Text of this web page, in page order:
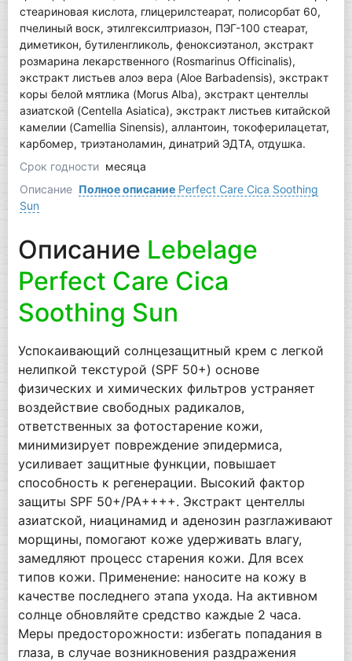
стеариновая кислота, глицерилстеарат, полисорбат 60,
пчелиный воск, этилгексилтриазон, ПЭГ-100 стеарат,
диметикон, бутиленгликоль, феноксиэтанол, экстракт
розмарина лекарственного (Rosmarinus Officinalis),
экстракт листьев алоэ вера (Aloe Barbadensis), экстракт
коры белой мятлика (Morus Alba), экстракт центеллы
азиатской (Centella Asiatica), экстракт листьев китайской
камелии (Camellia Sinensis), аллантоин, токоферилацетат,
карбомер, триэтаноламин, динатрий ЭДТА, отдушка.
Срок годности месяца
Описание Полное описаниеPerfect Care Cica Soothing
Sun
Описание Lebelage
Perfect Care Cica
Soothing Sun
Успокаивающий солнцезащитный крем с легкой
нелипкой текстурой (SPF 50+) основе
физических и химических фильтров устраняет
воздействие свободных радикалов,
ответственных за фотостарение кожи,
минимизирует повреждение эпидермиса,
усиливает защитные функции, повышает
способность к регенерации. Высокий фактор
защиты SPF 50+/PA++++. Экстракт центеллы
азиатской, ниацинамид и аденозин разглаживают
морщины, помогают коже удерживать влагу,
замедляют процесс старения кожи. Для всех
типов кожи. Применение: наносите на кожу в
качестве последнего этапа ухода. На активном
солнце обновляйте средство каждые 2 часа.
Меры предосторожности: избегать попадания в
глаза, в случае возникновения раздражения